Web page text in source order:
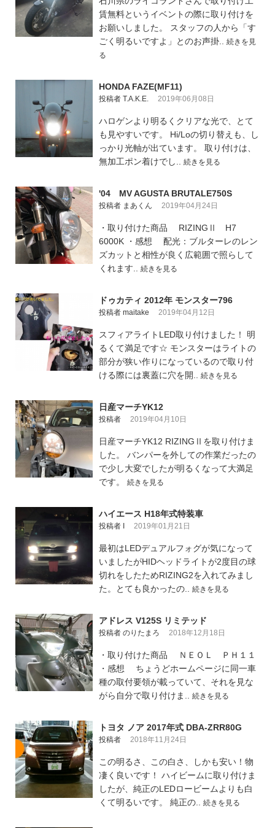
賃無料というイベントの際に取り付けを
お願いしました。 スタッフの人から「す
ごく明るいですよ」とのお声掛.. 続きを見
る
HONDA FAZE(MF11)
投稿者 T.A.K.E. 2019年06月08日
ハロゲンより明るくクリアな光で、とて
も見やすいです。 Hi/Loの切り替えも、し
っかり光軸が出ています。 取り付けは、
無加工ポン着けでし.. 続きを見る
'04 MV AGUSTA BRUTALE750S
投稿者 まあくん 2019年04月24日
・取り付けた商品 RIZINGⅡ H7
6000K ・感想 配光：ブルターレのレン
ズカットと相性が良く広範囲で照らして
くれます.. 続きを見る
ドゥカティ 2012年 モンスター796
投稿者 maitake 2019年04月12日
スフィアライトLED取り付けました！ 明
るくて満足です☆ モンスターはライトの
部分が狭い作りになっているので取り付
ける際には裏蓋に穴を開.. 続きを見る
日産マーチYK12
投稿者 2019年04月10日
日産マーチYK12 RIZINGⅡを取り付けま
した。 バンパーを外しての作業だったの
で少し大変でしたが明るくなって大満足
です。 続きを見る
ハイエース H18年式特装車
投稿者 I 2019年01月21日
最初はLEDデュアルフォグが気になって
いましたがHIDヘッドライトが2度目の球
切れをしたためRIZING2を入れてみまし
た。とても良かったの.. 続きを見る
アドレス V125S リミテッド
投稿者 のりたまろ 2018年12月18日
・取り付けた商品 ＮＥＯＬ ＰＨ１１
・感想 ちょうどホームページに同一車
種の取付要領が載っていて、それを見な
がら自分で取り付けま.. 続きを見る
トヨタ ノア 2017年式 DBA-ZRR80G
投稿者 2018年11月24日
この明るさ、この白さ、しかも安い！物
凄く良いです！ ハイビームに取り付けま
したが、純正のLEDロービームよりも白
くて明るいです。 純正の.. 続きを見る